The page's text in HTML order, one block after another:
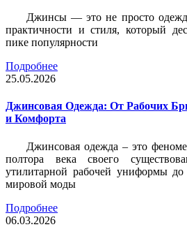
Джинсы — это не просто
практичности и стиля, который
пике популярности
Подробнее
25.05.2026
Джинсовая Одежда: От Рабочих
и Комфорта
Джинсовая одежда – это
полтора века своего
утилитарной рабочей униформы до
мировой моды
Подробнее
06.03.2026